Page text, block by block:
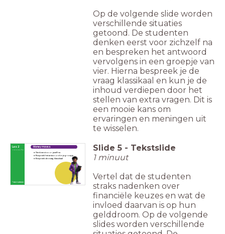
Op de volgende slide worden
verschillende situaties
getoond. De studenten
denken eerst voor zichzelf na
en bespreken het antwoord
vervolgens in een groepje van
vier. Hierna bespreek je de
vraag klassikaal en kun je de
inhoud verdiepen door het
stellen van extra vragen. Dit is
een mooie kans om
ervaringen en meningen uit
te wisselen.
Les 2 Money moves
Denk eerst voor jezelf na
Bespreek het antwoord in je groepje
Bespreek de vraag klassikaal
First things first Slide 5 - Tekstslide
1 minuut
Vertel dat de studenten
straks nadenken over
financiële keuzes en wat de
invloed daarvan is op hun
gelddroom. Op de volgende
slides worden verschillende